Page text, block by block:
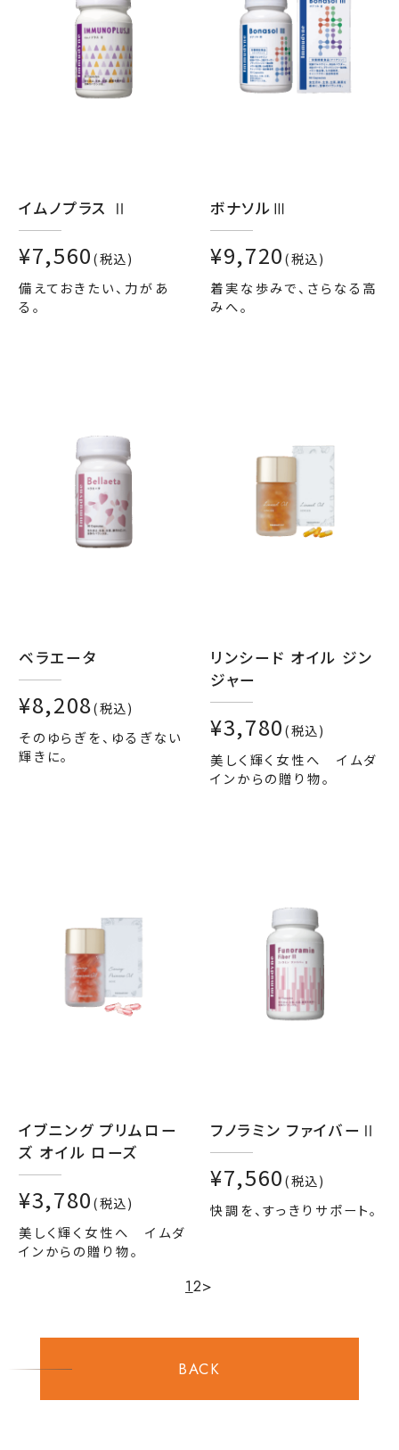
イムノプラス Ⅱ
¥7,560(税込)
備えておきたい、力があ
る。
ボナソルⅢ
¥9,720(税込)
着実な歩みで、さらなる高
みへ。
ベラエータ
¥8,208(税込)
そのゆらぎを、ゆるぎない
輝きに。
リンシード オイル ジン
ジャー
¥3,780(税込)
美しく輝く女性へ イムダ
インからの贈り物。
イブニング プリムロー
ズ オイル ローズ
¥3,780(税込)
美しく輝く女性へ イムダ
インからの贈り物。
フノラミン ファイバーⅡ
¥7,560(税込)
快調を、すっきりサポート。
12>
BACK